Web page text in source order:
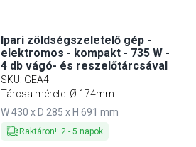
Ipari zöldségszeletelő gép -
elektromos - kompakt - 735 W -
4 db vágó- és reszelőtárcsával
SKU: GEA4
Tárcsa mérete: Ø 174mm
W 430 x D 285 x H 691 mm
Raktáron!: 2- 5 napok